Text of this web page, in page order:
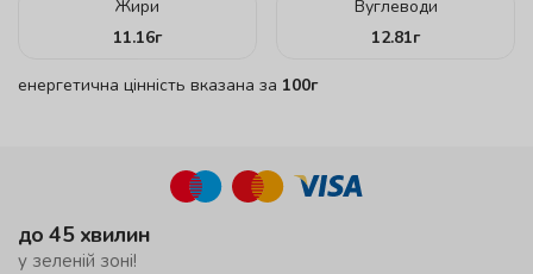
Жири
11.16г
Вуглеводи
12.81г
енергетична цінність вказана за 100г
до 45 хвилин
у зеленій зоні!